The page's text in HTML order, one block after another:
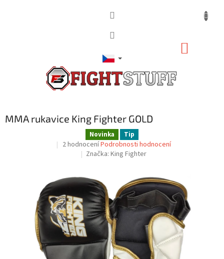
MMA rukavice King Fighter GOLD
Novinka Tip
Průměrné
hodnocení
5,0
5
hvězdiček.
2 hodnoceníPodrobnosti hodnocení
Značka: King Fighter